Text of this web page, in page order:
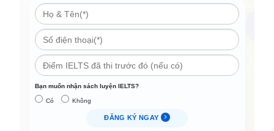
Bạn muốn nhận sách luyện IELTS?
Có Không
ĐĂNG KÝ NGAY